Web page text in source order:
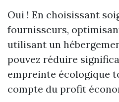
Oui ! En choisissant
fournisseurs,
utilisant un
pouvez réduire
empreinte écologique
compte du profit